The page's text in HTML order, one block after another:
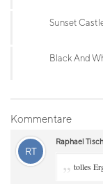
Sunset
Black And
Kommentare
RT
Raphael
„ tolles